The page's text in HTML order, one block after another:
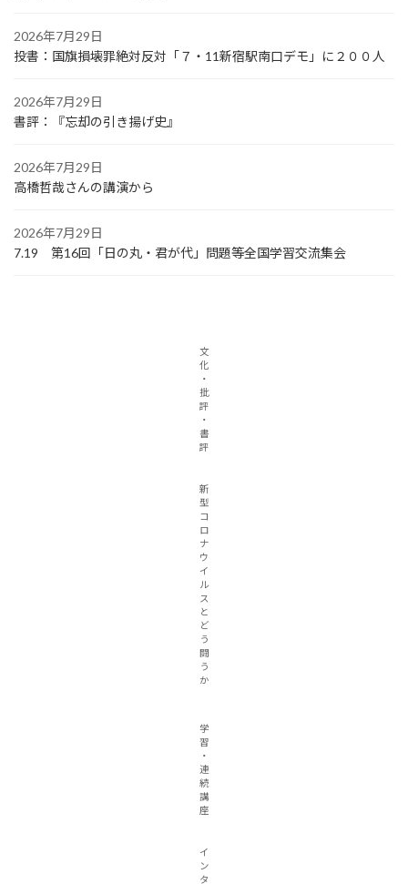
2026年7月29日
投書：国旗損壊罪絶対反対「７・11新宿駅南口デモ」に２００人
2026年7月29日
書評：『忘却の引き揚げ史』
2026年7月29日
高橋哲哉さんの講演から
2026年7月29日
7.19 第16回「日の丸・君が代」問題等全国学習交流集会
文
化
・
批
評
・
書
評
新
型
コ
ロ
ナ
ウ
イ
ル
ス
と
ど
う
闘
う
か
学
習
・
連
続
講
座
イ
ン
タ